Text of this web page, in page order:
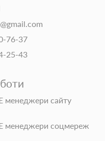
76-37
25-43
менеджери сайту
менеджери соцмереж